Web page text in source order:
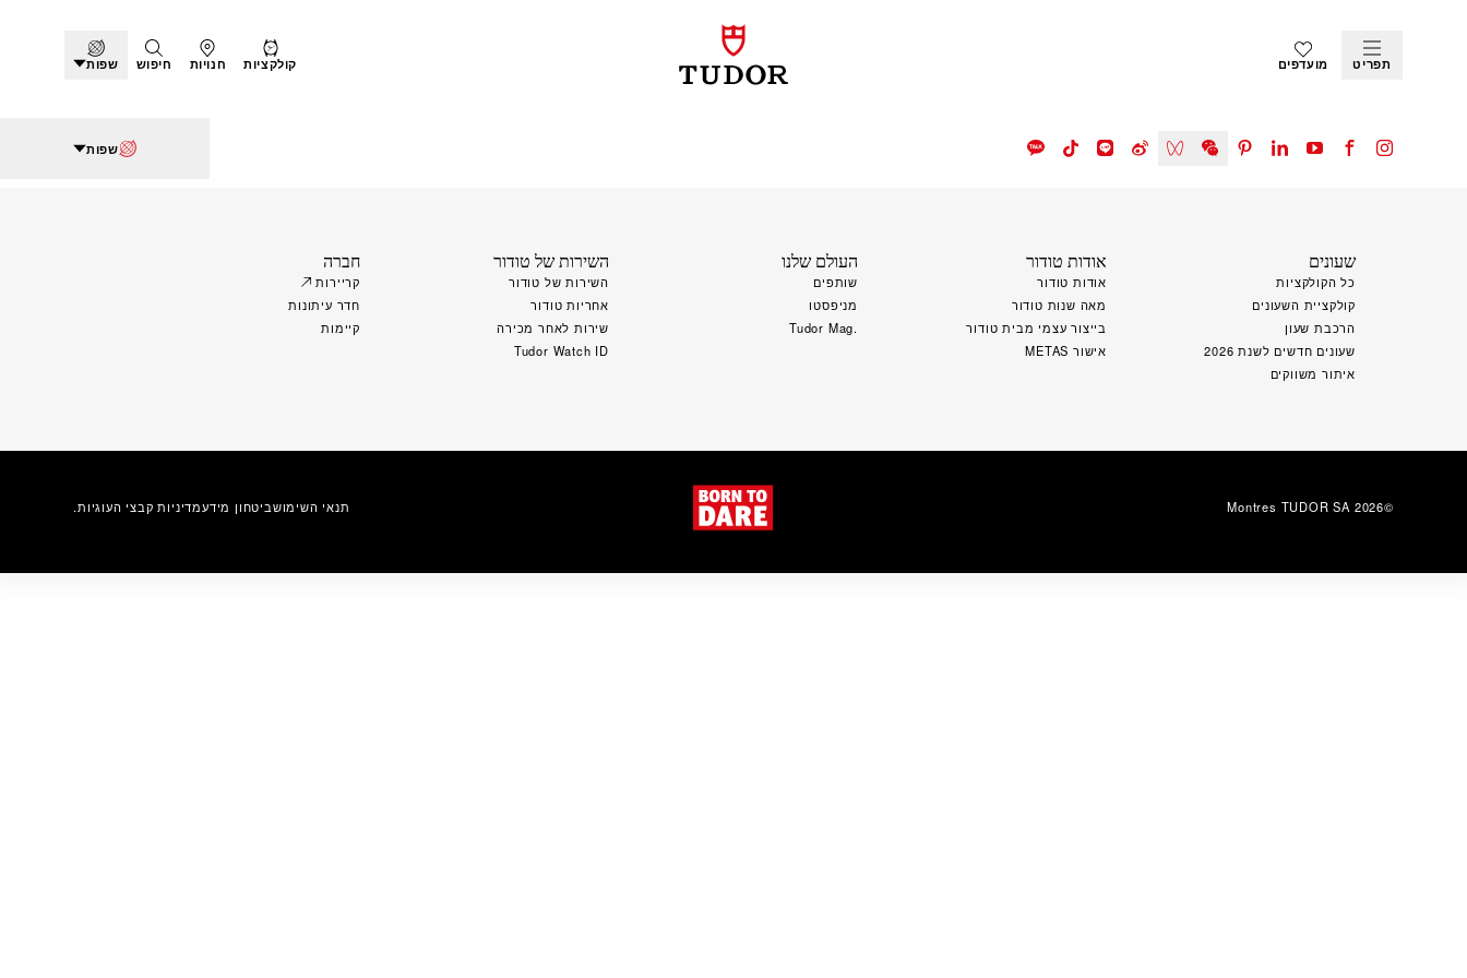
תפריט מועדפים קולקציות חנויות חיפוש שפות
שעונים
כל הקולקציות
קולקציית השעונים
הרכבת שעון
שעונים חדשים לשנת 2026
איתור משווקים
אודות טודור
אודות טודור
מאה שנות טודור
בייצור עצמי מבית טודור
אישור METAS
העולם שלנו
שותפים
מניפסטו
.Tudor Mag
השירות של טודור
השירות של טודור
אחריות טודור
שירות לאחר מכירה
Tudor Watch ID
חברה
קריירות
חדר עיתונות
קיימות
שפות
תנאי השימושביטחון מידעמדיניות קבצי העוגיות. ©2026 Montres TUDOR SA